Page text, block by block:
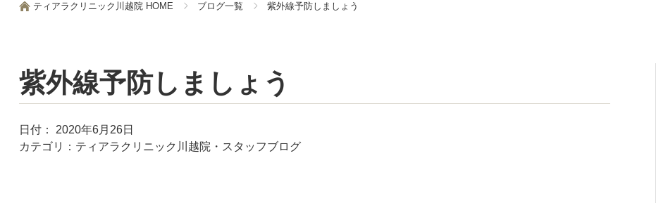
ティアラクリニック川越院 HOME ブログ一覧 紫外線予防しましょう
紫外線予防しましょう
日付：
2020年6月26日
カテゴリ： ティアラクリニック川越院・スタッフブログ